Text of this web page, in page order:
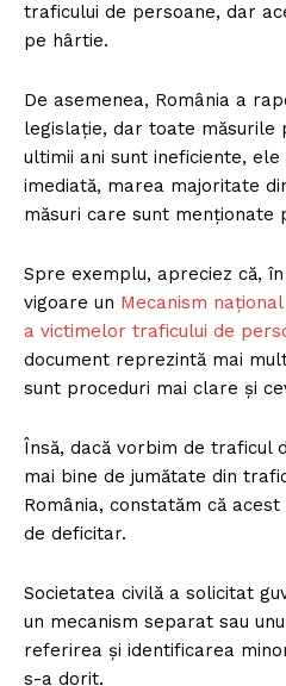
FREEDOM
PRESShub
Despre noi / Echipa
Rețea
Contact
traficului de persoane, dar
pe hârtie.
De asemenea, România a
legislație, dar toate măsurile
ultimii ani sunt ineficiente,
imediată, marea majoritate
măsuri care sunt menționate
Spre exemplu, apreciez că,
vigoare un Mecanism
a victimelor traficului de
document reprezintă mai
sunt proceduri mai clare și
Însă, dacă vorbim de traficul
mai bine de jumătate din
România, constatăm că
de deficitar.
Societatea civilă a solicitat
un mecanism separat sau
referirea și identificarea
s-a dorit.